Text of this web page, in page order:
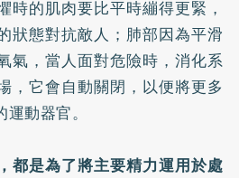
時的肌肉要比平時繃得更緊，
狀態對抗敵人；肺部因為平滑
氣，當人面對危險時，消化系
，它會自動關閉，以便將更多
動器官。
都是為了將主要精力運用於處